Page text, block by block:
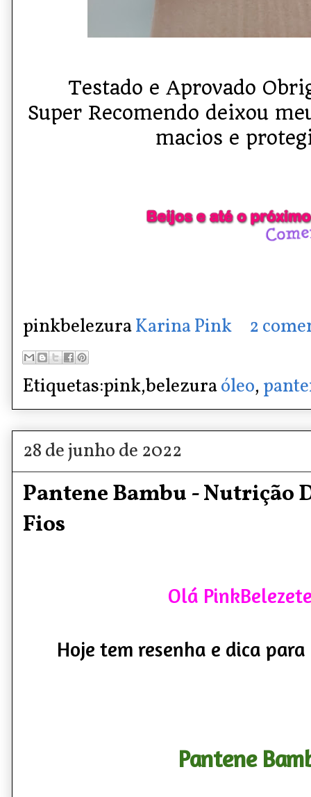
Testado e Aprovado
Super Recomendo deixou
macios e
pinkbelezuraKarina Pink 2
Etiquetas:pink,belezuraóleo,
28 de junho de 2022
Pantene Bambu - Nutrição
Fios
Olá
Hoje tem resenha e dica
Pantene